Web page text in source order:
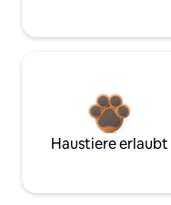
Haustiere erlaubt